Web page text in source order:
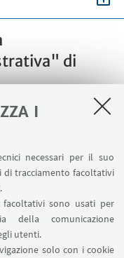
I
necessari per il suo
di tracciamento facoltativi
sono usati per
della comunicazione
utenti.
solo con i cookie
di
Belmeloro, 10 –